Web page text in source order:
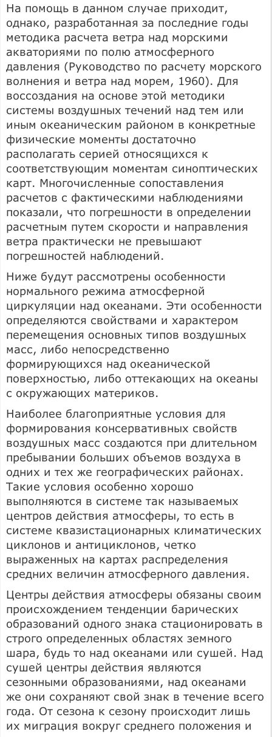
На помощь в данном случае приходит,
однако, разработанная за последние годы
методика расчета ветра над морскими
акваториями по полю атмосферного
давления (Руководство по расчету морского
волнения и ветра над морем, 1960). Для
воссоздания на основе этой методики
системы воздушных течений над тем или
иным океаническим районом в конкретные
физические моменты достаточно
располагать серией относящихся к
соответствующим моментам синоптических
карт. Многочисленные сопоставления
расчетов с фактическими наблюдениями
показали, что погрешности в определении
расчетным путем скорости и направления
ветра практически не превышают
погрешностей наблюдений.
Ниже будут рассмотрены особенности
нормального режима атмосферной
циркуляции над океанами. Эти особенности
определяются свойствами и характером
перемещения основных типов воздушных
масс, либо непосредственно
формирующихся над океанической
поверхностью, либо оттекающих на океаны
с окружающих материков.
Наиболее благоприятные условия для
формирования консервативных свойств
воздушных масс создаются при длительном
пребывании больших объемов воздуха в
одних и тех же географических районах.
Такие условия особенно хорошо
выполняются в системе так называемых
центров действия атмосферы, то есть в
системе квазистационарных климатических
циклонов и антициклонов, четко
выраженных на картах распределения
средних величин атмосферного давления.
Центры действия атмосферы обязаны своим
происхождением тенденции барических
образований одного знака стационировать в
строго определенных областях земного
шара, будь то над океанами или сушей. Над
сушей центры действия являются
сезонными образованиями, над океанами
же они сохраняют свой знак в течение всего
года. От сезона к сезону происходит лишь
их миграция вокруг среднего положения и